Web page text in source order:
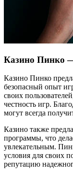
Казино Пинко
Казино Пинко
безопасный опыт
своих
честность игр.
могут всегда
Казино также
программы, что
увлекательным.
условия для своих
репутацию